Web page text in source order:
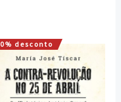
desconto
O
preço
original
era:
17,00 €.
O
preço
atual
é:
15,30 €.